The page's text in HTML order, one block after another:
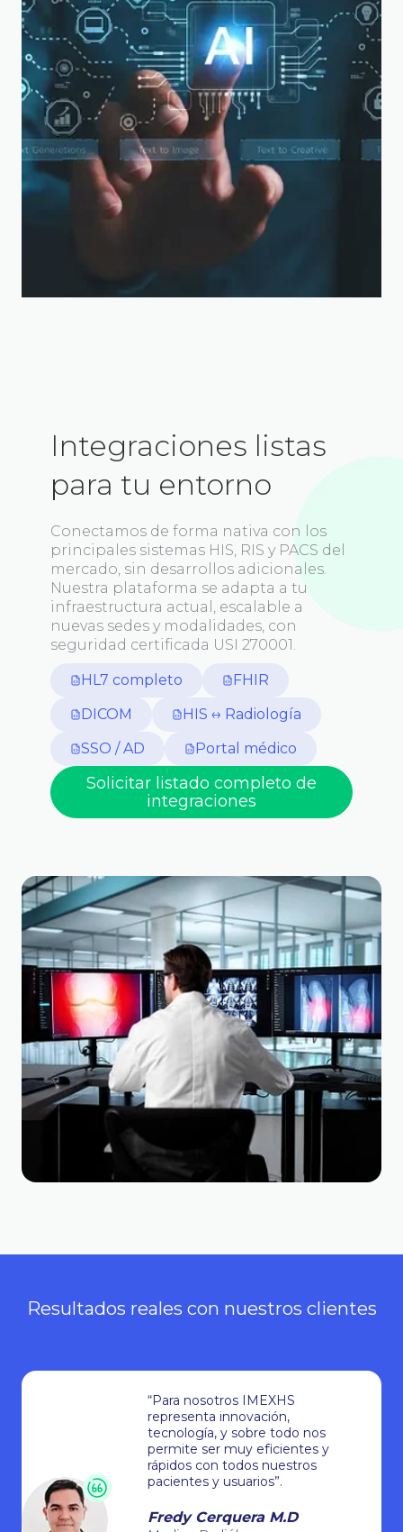
Conexión bidireccional: las órdenes
llegan desde tu HIS y los resultados
sin fricción.
¿Cómo funciona?
Habla con un asesor
99.9 % de disponibilidad y soporte local
24/7 en tu idioma y horario.
incluida y tiempos de respuesta inicial
¿Cómo funciona?
Habla con un asesor
Integraciones listas
para tu entorno
Conectamos de forma nativa con los
principales sistemas HIS, RIS y PACS del
mercado, sin desarrollos adicionales.
Nuestra plataforma se adapta a tu
infraestructura actual, escalable a
nuevas sedes y modalidades, con
seguridad certificada USI 270001.
HL7 completo
FHIR
DICOM
HIS ↔ Radiología
SSO / AD
Portal médico
Solicitar listado completo de
integraciones
Resultados reales con nuestros clientes
“Para nosotros IMEXHS
representa innovación,
tecnología, y sobre todo nos
permite ser muy eficientes y
rápidos con todos nuestros
pacientes y usuarios”.
Fredy Cerquera M.D